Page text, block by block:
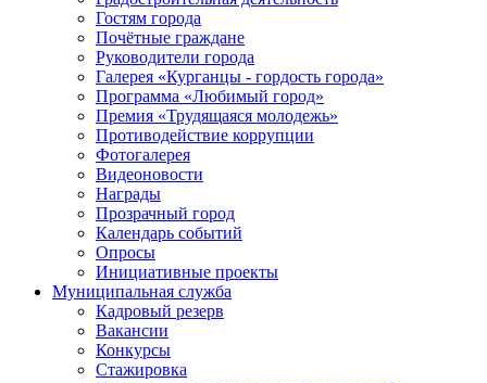
Гостям города
Почётные граждане
Руководители города
Галерея «Курганцы - гордость города»
Программа «Любимый город»
Премия «Трудящаяся молодежь»
Противодействие коррупции
Фотогалерея
Видеоновости
Награды
Прозрачный город
Календарь событий
Опросы
Инициативные проекты
Муниципальная служба
Кадровый резерв
Вакансии
Конкурсы
Стажировка